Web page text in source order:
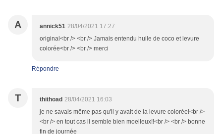
A annick51 28/04/2021 17:27
original<br /> <br /> Jamais entendu huile de coco et levure
colorée<br /> <br /> merci
Répondre
T thithoad 28/04/2021 16:03
je ne savais même pas qu'il y avait de la levure colorée!<br />
<br /> en tout cas il semble bien moelleux!!<br /> <br /> bonne
fin de journée